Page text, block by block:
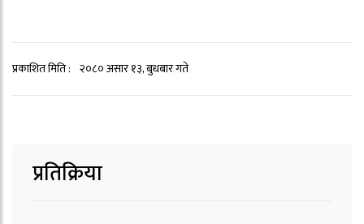
प्रकाशित मिति : २०८० असार १३, बुधबार गते
प्रतिक्रिया